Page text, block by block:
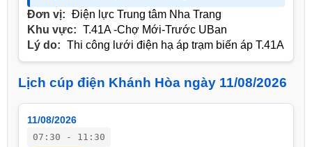
Đơn vị: Điện lực Trung tâm Nha Trang
Khu vực: T.41A -Chợ Mới-Trước UBan
Lý do: Thi công lưới điện hạ áp trạm biến áp T.41A
Lịch cúp điện Khánh Hòa ngày 11/08/2026
11/08/2026
07:30 - 11:30